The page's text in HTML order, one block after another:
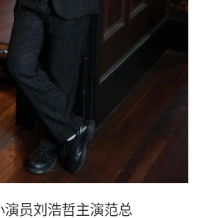
演员刘浩哲主演范总